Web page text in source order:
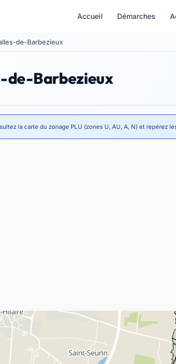
Accueil Démarches
de-Barbezieux
de-Barbezieux
la carte du zonage PLU (zones U, AU, A, N) et repérez